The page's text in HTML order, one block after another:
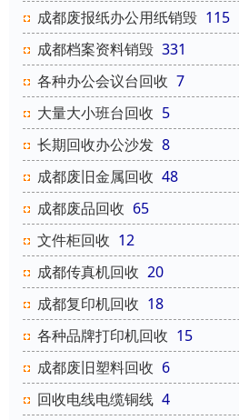
成都废报纸办公用纸销毁 115
成都档案资料销毁 331
各种办公会议台回收 7
大量大小班台回收 5
长期回收办公沙发 8
成都废旧金属回收 48
成都废品回收 65
文件柜回收 12
成都传真机回收 20
成都复印机回收 18
各种品牌打印机回收 15
成都废旧塑料回收 6
回收电线电缆铜线 4